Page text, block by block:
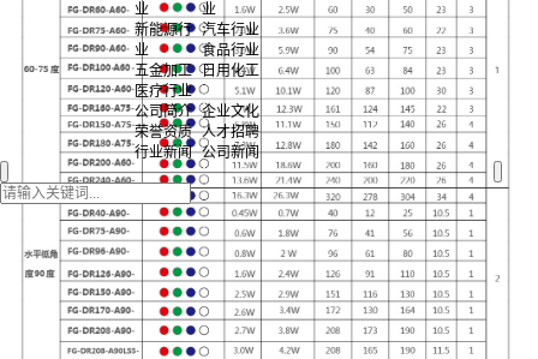
业
业
新能源行
业
汽车行业
食品行业
五金加工 日用化工
医疗行业
公司简介 企业文化
荣誉资质 人才招聘
行业新闻 公司新闻